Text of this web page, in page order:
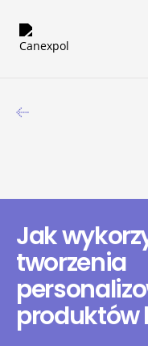
Jak
tworzenia
produktów